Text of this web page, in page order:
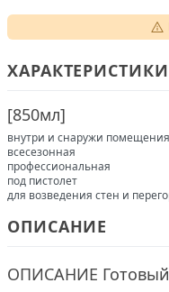
ХАРАКТЕРИСТИКИ
[850мл]
внутри и снаружи помещения
всесезонная
профессиональная
под пистолет
для возведения стен и
ОПИСАНИЕ
OПИСАНИЕ